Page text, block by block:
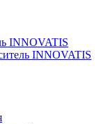
INNOVATIS
INNOVATIS